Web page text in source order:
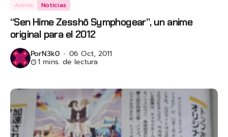
Anime Noticias
“Sen Hime Zesshō Symphogear”, un anime
original para el 2012
PorN3k0 06 Oct, 2011
1 mins. de lectura